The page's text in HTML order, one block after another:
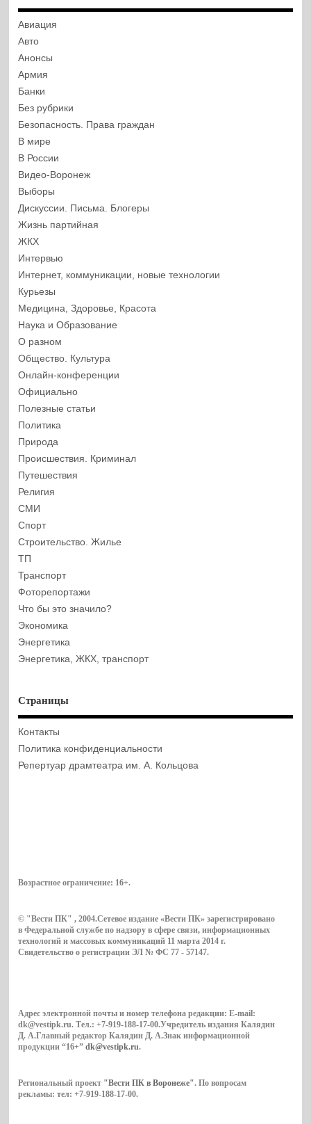
Авиация
Авто
Анонсы
Армия
Банки
Без рубрики
Безопасность. Права граждан
В мире
В России
Видео-Воронеж
Выборы
Дискуссии. Письма. Блогеры
Жизнь партийная
ЖКХ
Интервью
Интернет, коммуникации, новые технологии
Курьезы
Медицина, Здоровье, Красота
Наука и Образование
О разном
Общество. Культура
Онлайн-конференции
Официально
Полезные статьи
Политика
Природа
Происшествия. Криминал
Путешествия
Религия
СМИ
Спорт
Строительство. Жилье
ТП
Транспорт
Фоторепортажи
Что бы это значило?
Экономика
Энергетика
Энергетика, ЖКХ, транспорт
Страницы
Контакты
Политика конфиденциальности
Репертуар драмтеатра им. А. Кольцова
Возрастное ограничение: 16+.
© "Вести ПК" , 2004.Сетевое издание «Вести ПК» зарегистрировано
в Федеральной службе по надзору в сфере связи, информационных
технологий и массовых коммуникаций 11 марта 2014 г.
Свидетельство о регистрации ЭЛ № ФС 77 - 57147.
Адрес электронной почты и номер телефона редакции: E-mail:
dk@vestipk.ru. Тел.: +7-919-188-17-00.Учредитель издания Калядин
Д. А.Главный редактор Калядин Д. А.Знак информационной
продукции “16+”dk@vestipk.ru.
Региональный проект "Вести ПК в Воронеже". По вопросам
рекламы: тел: +7-919-188-17-00.